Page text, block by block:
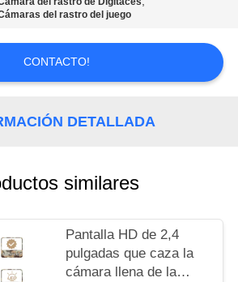
del rastro del juego
CONTACTO!
DETALLADA
similares
Pantalla HD de 2,4
pulgadas que caza la
cámara llena de la